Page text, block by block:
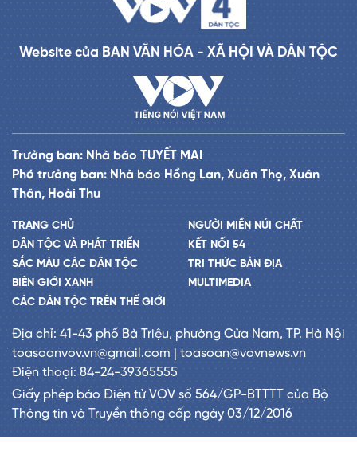
Website của BAN VĂN HÓA - XÃ HỘI VÀ DÂN TỘC
Trưởng ban: Nhà báo TUYẾT MAI
Phó trưởng ban: Nhà báo Hồng Lan, Xuân Thọ, Xuân
Thân, Hoài Thu
TRANG CHỦ
DÂN TỘC VÀ PHÁT TRIỂN
SẮC MÀU CÁC DÂN TỘC
BIÊN GIỚI XANH
CÁC DÂN TỘC TRÊN THẾ GIỚI
NGƯỜI MIỀN NÚI CHẤT
KẾT NỐI 54
TRI THỨC BẢN ĐỊA
MULTIMEDIA
Địa chỉ: 41-43 phố Bà Triệu, phường Cửa Nam, TP. Hà Nội
toasoanvov.vn@gmail.com | toasoan@vovnews.vn
Điện thoại: 84-24-39365555
Giấy phép báo Điện tử VOV số 564/GP-BTTTT của Bộ
Thông tin và Truyền thông cấp ngày 03/12/2016